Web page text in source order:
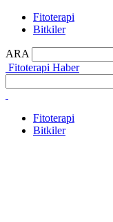
Fitoterapi
Bitkiler
ARA
Fitoterapi Haber
Fitoterapi
Bitkiler